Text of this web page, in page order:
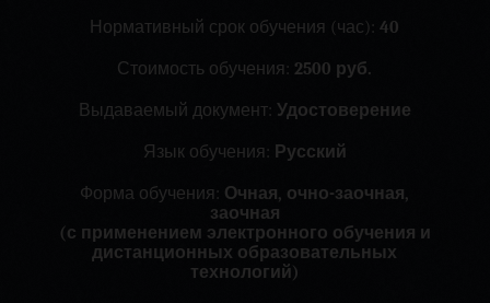
Нормативный срок обучения (час):40
Стоимость обучения: 2500 руб.
Выдаваемый документ: Удостоверение
Язык обучения: Русский
Форма обучения: Очная, очно-заочная,
заочная
(с применением электронного обучения и
дистанционных образовательных
технологий)